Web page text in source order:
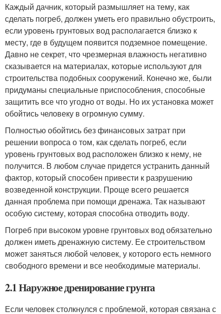
Каждый дачник, который размышляет на тему, как
сделать погреб, должен уметь его правильно обустроить,
если уровень грунтовых вод располагается близко к
месту, где в будущем появится подземное помещение.
Давно не секрет, что чрезмерная влажность негативно
сказывается на материалах, которые используют для
строительства подобных сооружений. Конечно же, были
придуманы специальные приспособления, способные
защитить все что угодно от воды. Но их установка может
обойтись человеку в огромную сумму.
Полностью обойтись без финансовых затрат при
решении вопроса о том, как сделать погреб, если
уровень грунтовых вод расположен близко к нему, не
получится. В любом случае придется устранить данный
фактор, который способен привести к разрушению
возведенной конструкции. Проще всего решается
данная проблема при помощи дренажа. Так называют
особую систему, которая способна отводить воду.
Погреб при высоком уровне грунтовых вод обязательно
должен иметь дренажную систему. Ее строительством
может заняться любой человек, у которого есть немного
свободного времени и все необходимые материалы.
2.1 Наружное дренирование грунта
Если человек столкнулся с проблемой, которая связана с